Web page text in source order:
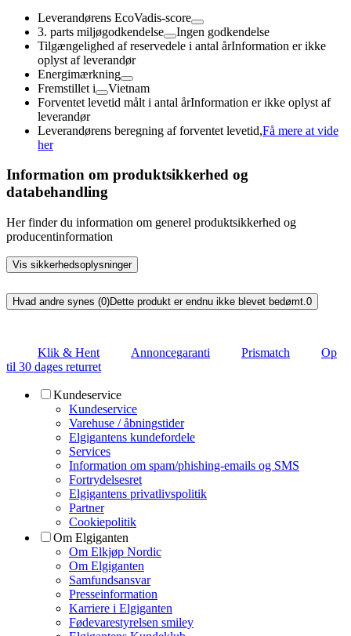
Leverandørens EcoVadis-score
3. parts miljøgodkendelse
Ingen godkendelse
Tilgængelighed af reservedele i antal årInformation er ikke
oplyst af leverandør
Energimærkning
Fremstillet i
Vietnam
Forventet levetid målt i antal årInformation er ikke oplyst af
leverandør
Leverandørens beregning af forventet levetid,Få mere at vide
her
Information om produktsikkerhed og
databehandling
Her finder du information om generel produktsikkerhed og
producentinformation
Vis sikkerhedsoplysninger
Hvad andre synes (0)Dette produkt er endnu ikke blevet bedømt.0
Klik & Hent Annoncegaranti Prismatch
Op
til 30 dages returret
Kundeservice
Kundeservice
Varehuse / åbningstider
Elgigantens kundefordele
Services
Information om spam/phishing-emails og SMS
Fortrydelsesret
Elgigantens privatlivspolitik
Partner
Cookiepolitik
Om Elgiganten
Om Elkjøp Nordic
Om Elgiganten
Samfundsansvar
Presseinformation
Karriere i Elgiganten
Fødevarestyrelsen smiley